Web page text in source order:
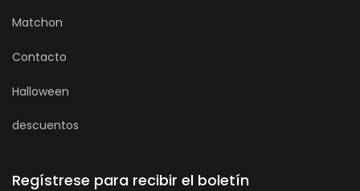
Matchon
Contacto
Halloween
descuentos
Regístrese para recibir el boletín